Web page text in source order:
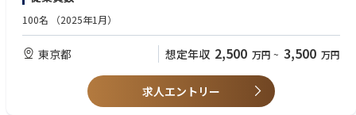
◆Cloud & Data◆
レガシーシステム・IT組織の変革を目指しているお客様に対して全般的な
フレームワークと変革要件を策定し、
お客様に影響を与えることを目指します。お客様向けの案件に対してプロ
ジェクトにも参画して頂きます。
・お客様ITの現状理解、将来ブループリント、およびマイグレーション方
針の策定によってトランフォーメーション企画・実行フェーズ開始に向け
・製造業や製薬業に関する業務知見
・サプライチェーンや会計の業務改革やプロジェクト経験
・SAPのロジ系もしくは会計系モジュールの導入経験
・グローバルな環境で活躍したい方
◆SCM Senior Consultant (Logistics)◆
・マネジメント、サプライチェーン、エンジニアリング、ロジスティク
ス、オペレーションズマネジメント、ビジネスまたは関連分野の学士号​
あなたの専門知識は、ビジネス価値を効果的に位置づけ、エンタープライ
ズソフトウェアソリューションを販売し、
複雑な販売サイクルをナビゲートし、大企業の主要ステークホルダーとの
関係を構築することにあります。
【業務/ミッション例】
・FSIチームに所属するエンタープライズアカウントエグゼクティブの活動
100名 （2025年1月）
東京都 想定年収 2,500 万円 ~ 3,500 万円
求人エントリー